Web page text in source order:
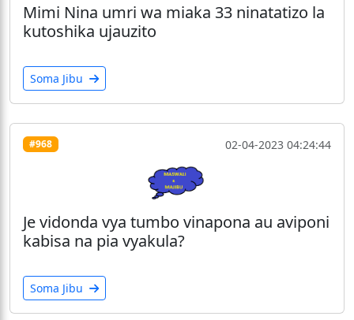
Mimi Nina umri wa miaka 33 ninatatizo la
kutoshika ujauzito
Soma Jibu
#968 02-04-2023 04:24:44
Je vidonda vya tumbo vinapona au aviponi
kabisa na pia vyakula?
Soma Jibu